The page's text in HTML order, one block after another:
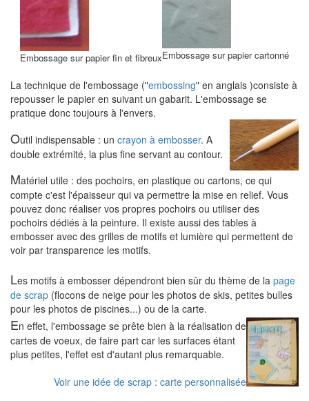
Embossage sur papier fin et fibreuxEmbossage sur papier cartonné
La technique de l'embossage ("embossing" en anglais )consiste à
repousser le papier en suivant un gabarit. L'embossage se
pratique donc toujours à l'envers.
Outil indispensable : un crayon à embosser. A
double extrémité, la plus fine servant au contour.
Matériel utile : des pochoirs, en plastique ou cartons, ce qui
compte c'est l'épaisseur qui va permettre la mise en relief. Vous
pouvez donc réaliser vos propres pochoirs ou utiliser des
pochoirs dédiés à la peinture. Il existe aussi des tables à
embosser avec des grilles de motifs et lumière qui permettent de
voir par transparence les motifs.
Les motifs à embosser dépendront bien sûr du thème de la page
de scrap (flocons de neige pour les photos de skis, petites bulles
pour les photos de piscines...) ou de la carte.
En effet, l'embossage se prête bien à la réalisation de
cartes de voeux, de faire part car les surfaces étant
plus petites, l'effet est d'autant plus remarquable.
Voir une idée de scrap : carte personnalisée